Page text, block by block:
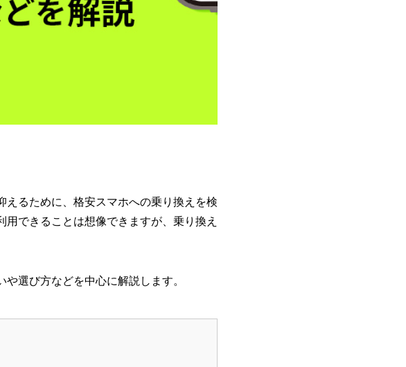
るために、格安スマホへの乗り換えを検
できることは想像できますが、乗り換え
選び方などを中心に解説します。